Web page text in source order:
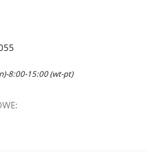
8:00-15:00 (wt-pt)